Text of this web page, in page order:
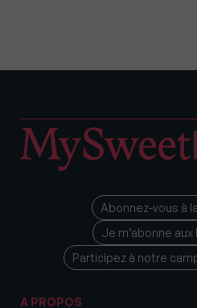
Abonnez-vous à
Je m’abonne aux
Participez à notre
A PROPOS